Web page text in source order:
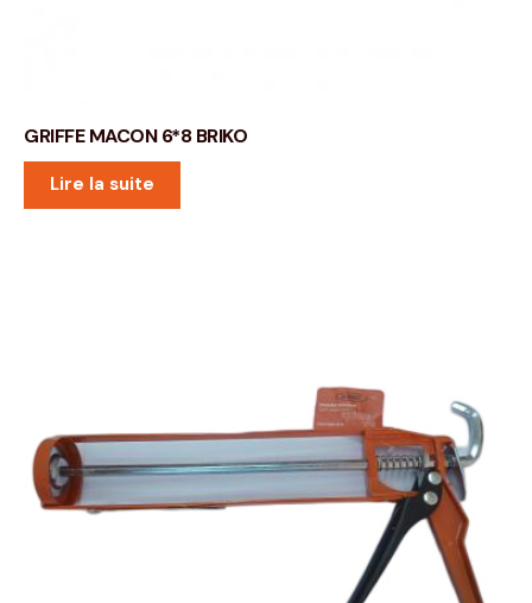
GRIFFE MACON 6*8 BRIKO
Lire la suite